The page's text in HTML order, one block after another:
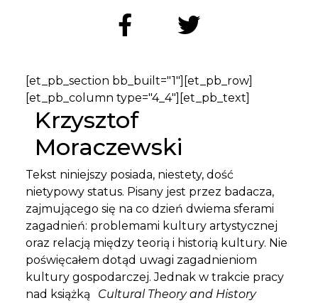
[et_pb_section bb_built="1"][et_pb_row]
[et_pb_column type="4_4"][et_pb_text]
Krzysztof
Moraczewski
Tekst niniejszy posiada, niestety, dość
nietypowy status. Pisany jest przez badacza,
zajmującego się na co dzień dwiema sferami
zagadnień: problemami kultury artystycznej
oraz relacją między teorią i historią kultury. Nie
poświęcałem dotąd uwagi zagadnieniom
kultury gospodarczej. Jednak w trakcie pracy
nad książką
Cultural Theory and History